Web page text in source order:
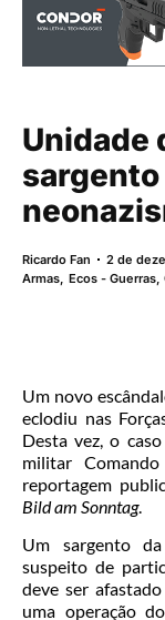
Unidade
Ricardo Fan
2 de
Armas,Ecos -
Um novo
eclodiu nas
Desta vez, o
militar
reportagem
Bild am Sonntag.
Um sargento
suspeito de
deve ser
uma operação